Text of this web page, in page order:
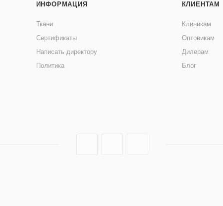
ИНФОРМАЦИЯ
Ткани
Сертификаты
Написать директору
Политика
КЛИЕНТАМ
Клиникам
Оптовикам
Дилерам
Блог